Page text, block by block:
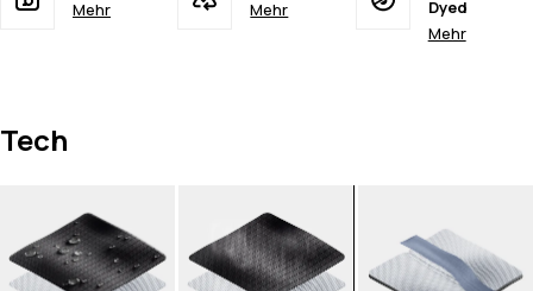
Mehr Mehr
Dyed
Mehr
Tech